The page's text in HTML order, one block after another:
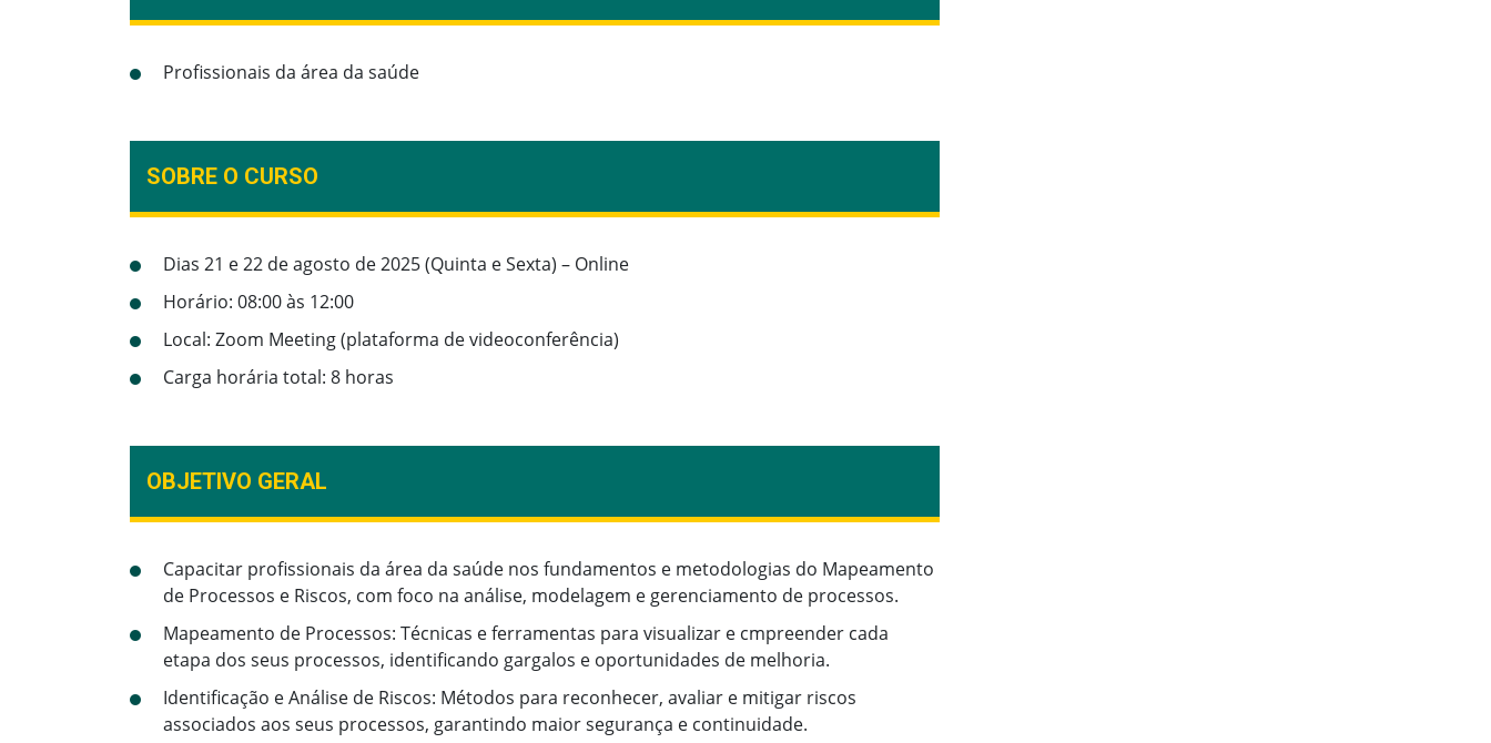
Profissionais da área da saúde
SOBRE O CURSO
Dias 21 e 22 de agosto de 2025 (Quinta e Sexta) – Online
Horário: 08:00 às 12:00
Local: Zoom Meeting (plataforma de videoconferência)
Carga horária total: 8 horas
OBJETIVO GERAL
Capacitar profissionais da área da saúde nos fundamentos e metodologias do Mapeamento
de Processos e Riscos, com foco na análise, modelagem e gerenciamento de processos.
Mapeamento de Processos: Técnicas e ferramentas para visualizar e cmpreender cada
etapa dos seus processos, identificando gargalos e oportunidades de melhoria.
Identificação e Análise de Riscos: Métodos para reconhecer, avaliar e mitigar riscos
associados aos seus processos, garantindo maior segurança e continuidade.